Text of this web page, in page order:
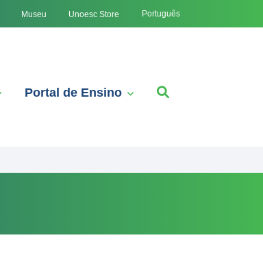
Museu Unoesc Store Português
Portal de Ensino